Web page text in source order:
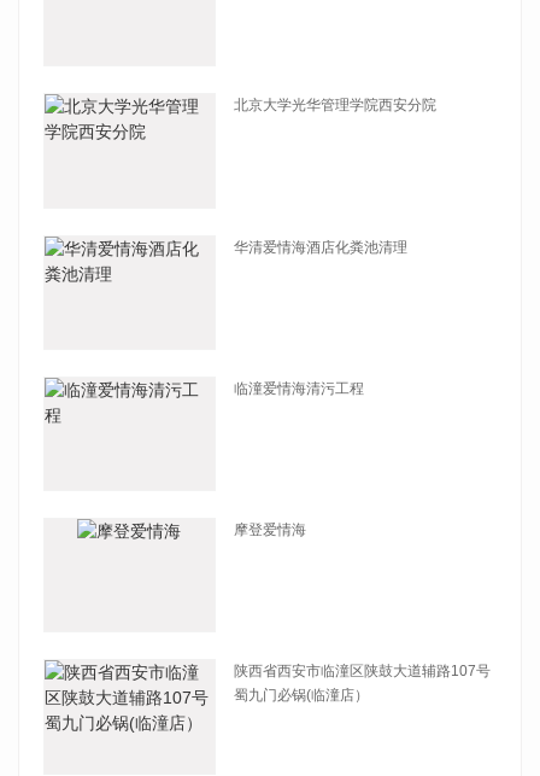
北京大学光华管理学院西安分院
华清爱情海酒店化粪池清理
临潼爱情海清污工程
摩登爱情海
陕西省西安市临潼区陕鼓大道辅路107号
蜀九门必锅(临潼店）